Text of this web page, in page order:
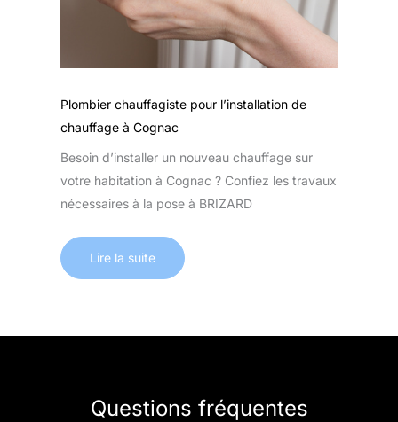
Plombier chauffagiste pour l’installation de
chauffage à Cognac
Besoin d’installer un nouveau chauffage sur
votre habitation à Cognac ? Confiez les travaux
nécessaires à la pose à BRIZARD
Lire la suite
Questions fréquentes